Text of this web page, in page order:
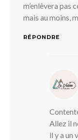
m’enlèvera pas
mais au moins,
RÉPONDRE
Allez il
il y a un